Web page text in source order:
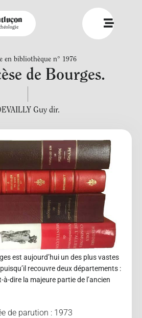
en bibliothèque n° 1976
de Bourges.
Guy dir.
est aujourd’hui un des plus vastes
recouvre deux départements :
à-dire la majeure partie de l’ancien
de parution : 1973